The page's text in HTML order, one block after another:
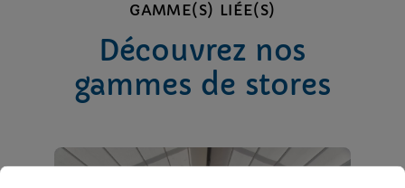
GAMME(S) LIÉE(S)
Découvrez nos
gammes de stores